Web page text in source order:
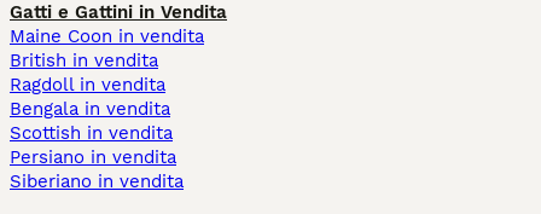
Gatti e Gattini in Vendita
Maine Coon in vendita
British in vendita
Ragdoll in vendita
Bengala in vendita
Scottish in vendita
Persiano in vendita
Siberiano in vendita